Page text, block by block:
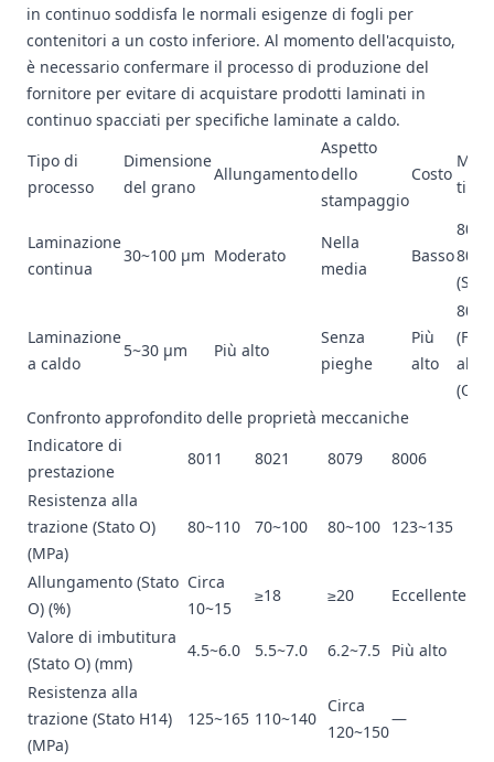
in continuo soddisfa le normali esigenze di fogli per
contenitori a un costo inferiore. Al momento dell'acquisto,
è necessario confermare il processo di produzione del
fornitore per evitare di acquistare prodotti laminati in
continuo spacciati per specifiche laminate a caldo.
Tipo di
processo
Dimensione
del grano
Allungamento
Aspetto
dello
stampaggio
Costo
tipici
Laminazione
continua
30~100 μm Moderato
Nella
media
Basso
Laminazione
a caldo
5~30 μm Più alto
Senza
pieghe
Più
alto
8006
Confronto approfondito delle proprietà meccaniche
Indicatore di
prestazione
8011 8021 8079
8006
Resistenza alla
trazione (Stato O)
(MPa)
80~110 70~100 80~100 123~135
Allungamento (Stato
O) (%)
Circa
10~15
≥18 ≥20
Eccellente
Valore di imbutitura
(Stato O) (mm)
4.5~6.0 5.5~7.0 6.2~7.5 Più alto
Resistenza alla
trazione (Stato H14)
(MPa)
125~165 110~140
Circa
120~150
—